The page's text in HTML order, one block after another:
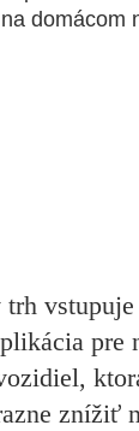
domácom
pre
znížiť